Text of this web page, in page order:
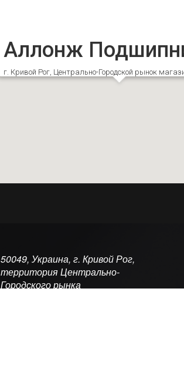
Аллонж
г. Кривой Рог, Центрально-Городской рынок
50049, Украина, г. Кривой Рог,
территория Центрально-
Городского рынка